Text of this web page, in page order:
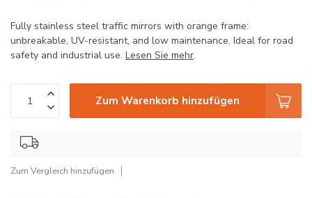
Fully stainless steel traffic mirrors with orange frame:
unbreakable, UV-resistant, and low maintenance. Ideal for road
safety and industrial use. Lesen Sie mehr.
Zum Warenkorb hinzufügen
Zum Vergleich hinzufügen